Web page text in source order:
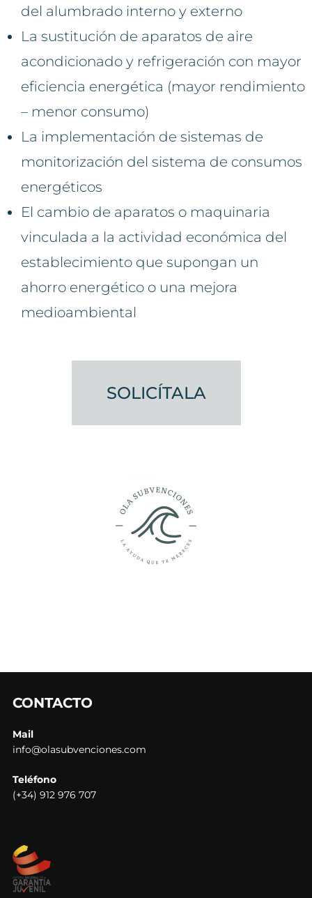
del alumbrado interno y externo
La sustitución de aparatos de aire
acondicionado y refrigeración con mayor
eficiencia energética (mayor rendimiento
– menor consumo)
La implementación de sistemas de
monitorización del sistema de consumos
energéticos
El cambio de aparatos o maquinaria
vinculada a la actividad económica del
establecimiento que supongan un
ahorro energético o una mejora
medioambiental
SOLICÍTALA
CONTACTO
Mail
info@olasubvenciones.com
Teléfono
(+34) 912 976 707